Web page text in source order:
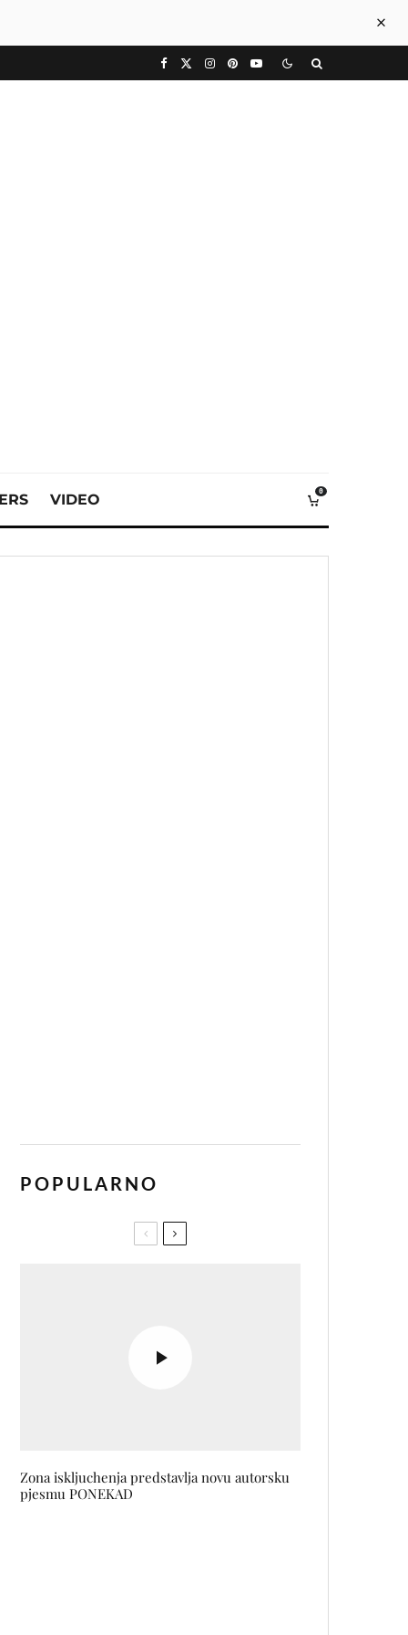
VIDEO 0
POPULARNO
Zona iskljuchenja predstavlja novu autorsku
pjesmu PONEKAD